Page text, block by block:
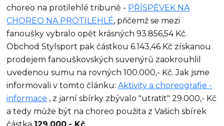
choreo na protilehlé tribuně - PŘÍSPĚVEK NA
CHOREO NA PROTILEHLÉ, přičemž se mezi
fanoušky vybralo opět krásných 93.856,54 Kč.
Obchod Stylsport pak částkou 6.143,46 Kč získanou
prodejem fanouškovských suvenýrů zaokrouhlil
uvedenou sumu na rovných 100.000,- Kč. Jak jsme
informovali v tomto článku:Aktivity a choreografie -
informace , z jarní sbírky zbývalo "utratit" 29.000,- Kč
a tedy může být na choreo použita z Vašich sbírek